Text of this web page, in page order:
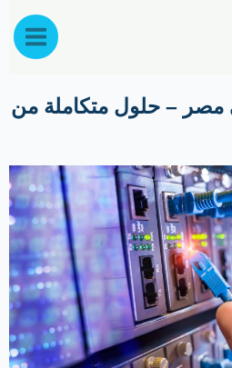
مصر – حلول متكاملة من